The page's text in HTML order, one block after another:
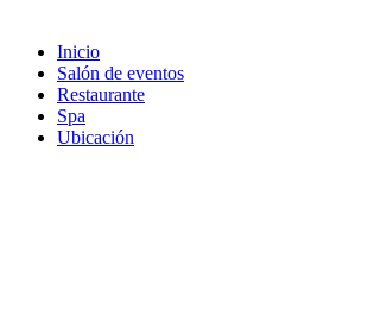
Inicio
Salón de eventos
Restaurante
Spa
Ubicación